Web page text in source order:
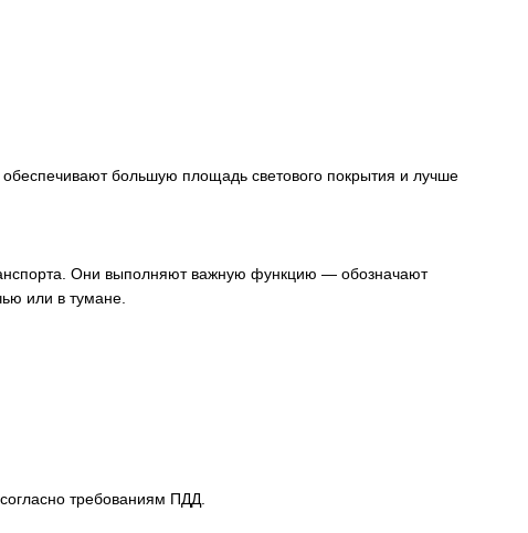
большую площадь светового покрытия и лучше
Они выполняют важную функцию — обозначают
или в тумане.
требованиям ПДД.